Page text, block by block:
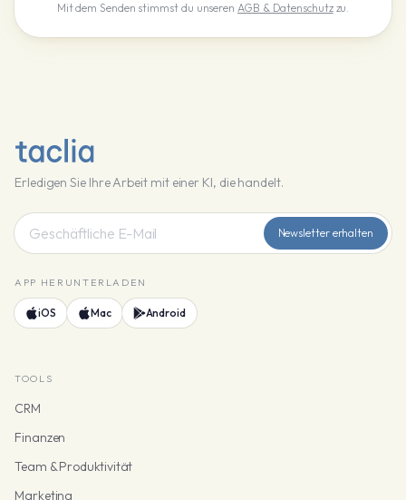
Mit dem Senden stimmst du unseren AGB & Datenschutzzu.
Erledigen Sie Ihre Arbeit mit einer KI, die handelt.
Newsletter erhalten
APP HERUNTERLADEN
iOS Mac Android
TOOLS
CRM
Finanzen
Team & Produktivität
Marketing